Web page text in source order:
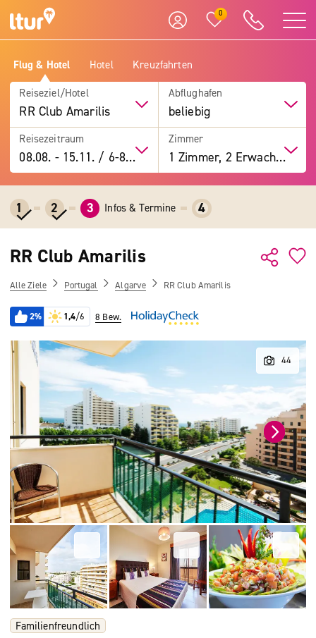
0
Flug & Hotel Hotel Kreuzfahrten
Reiseziel/Hotel
RR Club Amarilis
Abflughafen
beliebig
Reisezeitraum
08.08. -15.11. / 6-8 Tage
Zimmer
1 Zimmer, 2 Erwachsene
1 2 3 Infos & Termine 4
RR Club Amarilis
Alle Ziele Portugal Algarve RR Club Amarilis
2% 1,4/6 8 Bew.
Familienfreundlich